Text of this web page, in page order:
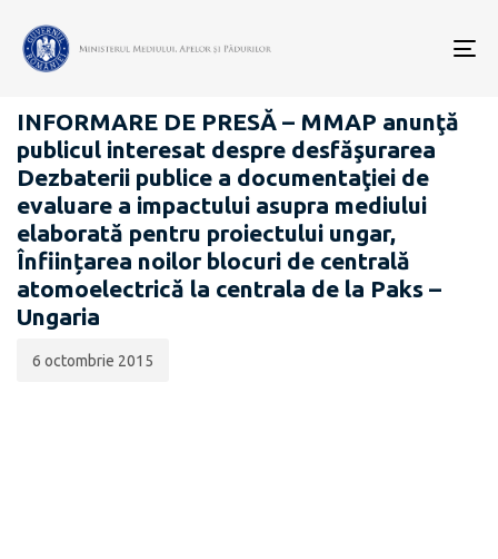
COMUNICATE DE PRESĂ
INFORMARE DE PRESĂ – MMAP anunţă
publicul interesat despre desfăşurarea
Dezbaterii publice a documentaţiei de
evaluare a impactului asupra mediului
elaborată pentru proiectului ungar,
Înființarea noilor blocuri de centrală
atomoelectrică la centrala de la Paks –
Ungaria
publicării:
6 octombrie 2015